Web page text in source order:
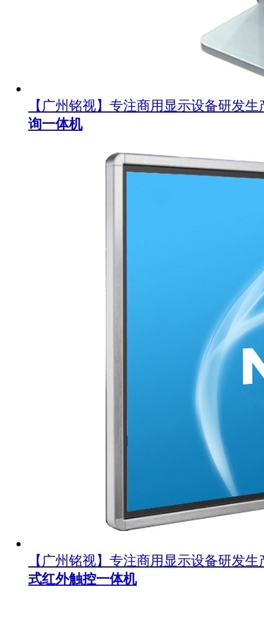
【广州铭视】专注商用显示设备研发
询一体机
【广州铭视】专注商用显示设备研发
式红外触控一体机